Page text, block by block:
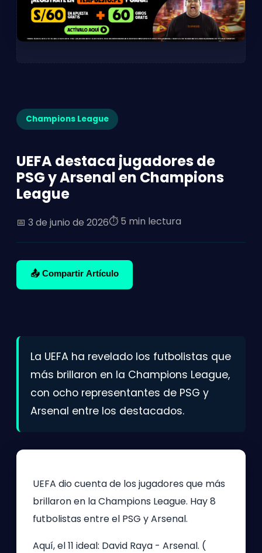
Champions League
UEFA destaca jugadores de
PSG y Arsenal en Champions
League
📅 3 de junio de 2026⏱️ 5 min lectura
📤 Compartir Artículo
La UEFA ha revelado los futbolistas que
más brillaron en la Champions League,
con ocho representantes de PSG y
Arsenal entre los destacados.
UEFA dio cuenta de los jugadores que más
brillaron en la Champions League. Hay 8
futbolistas entre el PSG y Arsenal.
Aquí, el 11 ideal: David Raya - Arsenal. (